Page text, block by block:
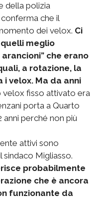
della polizia
che il
dei velox. Ci
quelli meglio
che erano
a rotazione, la
velox. Ma da anni
velox fisso attivato era
porta a Quarto
perché non più
attivi sono
Migliasso.
probabilmente
che è ancora
funzionante da